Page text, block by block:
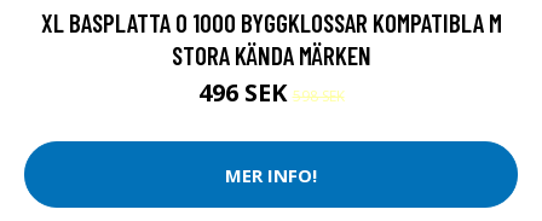
XL BASPLATTA O 1000 BYGGKLOSSAR KOMPATIBLA M
STORA KÄNDA MÄRKEN
496 SEK598 SEK
MER INFO!